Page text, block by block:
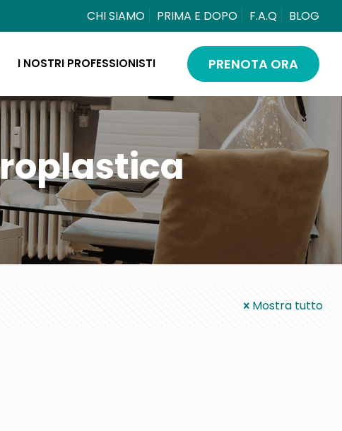
CHI SIAMO PRIMA E DOPO F.A.Q BLOG
I NOSTRI PROFESSIONISTI PRENOTA ORA
Mostra tutto